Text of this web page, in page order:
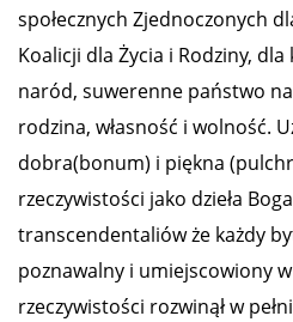
społecznych Zjednoczonych
Koalicji dla Życia i Rodziny,
naród, suwerenne państwo
rodzina, własność i wolność.
dobra(bonum) i piękna
rzeczywistości jako dzieła
transcendentaliów że każdy
poznawalny i umiejscowiony
rzeczywistości rozwinął w